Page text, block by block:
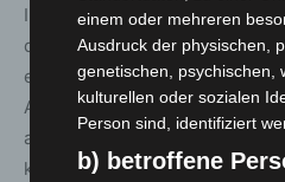
In der Übersicht sind
dem Niedersächsischen
elektronisch bis 9 Uhr
Abweichungen zwischen der
anderer Stellen, etwa der
kommen.
einem oder mehreren
Ausdruck der physischen,
genetischen, psychischen,
kulturellen oder sozialen
Person sind, identifiziert
b) betroffene